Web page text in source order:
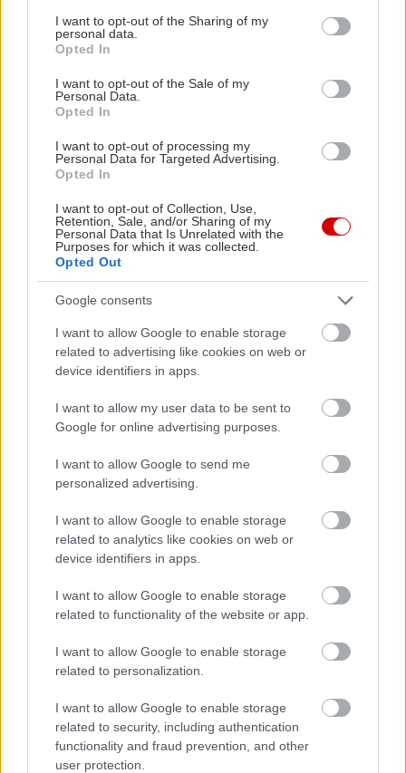
not limited to your visit or usage behaviour. You may click to
grant or deny consent to Google and its third-party tags to
use your data for below specified purposes in below Google
consent section.
I want to opt-out of the Sharing of my
personal data.
Opted In
I want to opt-out of the Sale of my
Personal Data.
Opted In
I want to opt-out of processing my
Personal Data for Targeted Advertising.
Opted In
I want to opt-out of Collection, Use,
Retention, Sale, and/or Sharing of my
Personal Data that Is Unrelated with the
Purposes for which it was collected.
Opted Out
Google consents
I want to allow Google to enable storage
related to advertising like cookies on web or
device identifiers in apps.
I want to allow my user data to be sent to
Google for online advertising purposes.
I want to allow Google to send me
personalized advertising.
I want to allow Google to enable storage
related to analytics like cookies on web or
device identifiers in apps.
I want to allow Google to enable storage
related to functionality of the website or app.
I want to allow Google to enable storage
related to personalization.
I want to allow Google to enable storage
related to security, including authentication
functionality and fraud prevention, and other
user protection.
19-22 Απριλίου 2024: 4 παραστάσεις στην
Άγκυρα
25-28 Απριλίου 2024: 4 παραστάσεις στην
Κωνσταντινούπολη
16 Μαΐου 2024: Πρεμιέρα στην Αθήνα
16-20 Μαΐου 2024: 5 παραστάσεις στην
Αθήνα
Τιμές εισιτηρίων
7,50 € (φοιτητές, νέοι έως 25 ετών, άνεργοι,
ΑμεΑ, 65+, πολύτεκνοι) • 10 € • 15 € • 20
Eισιτήρια
210 72 82 333 • megaron.gr